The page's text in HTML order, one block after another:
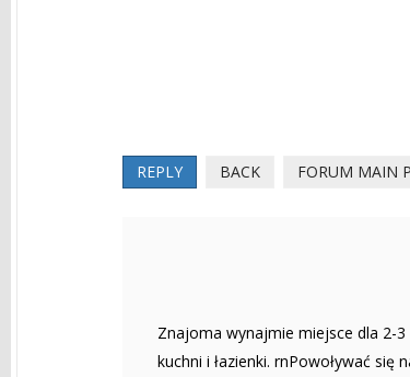
REPLY BACK FORUM MAIN
Znajoma wynajmie miejsce dla 2-
kuchni i łazienki. rnPowoływać się